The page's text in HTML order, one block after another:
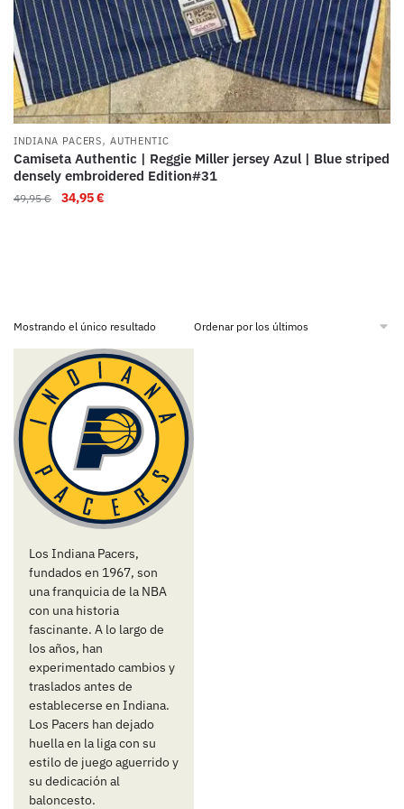
Los Indiana Pacers,
fundados en 1967, son
una franquicia de la NBA
con una historia
fascinante. A lo largo de
los años, han
experimentado cambios y
traslados antes de
establecerse en Indiana.
Los Pacers han dejado
huella en la liga con su
estilo de juego aguerrido y
su dedicación al
baloncesto.
INDIANA PACERS,AUTHENTIC
Camiseta Authentic | Reggie Miller jersey Azul | Blue striped
densely embroidered Edition#31
49,95€ 34,95€
Mostrando el único resultado